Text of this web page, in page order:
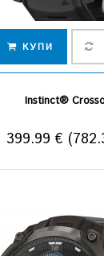
КУПИ
Instinct®
399.99 €